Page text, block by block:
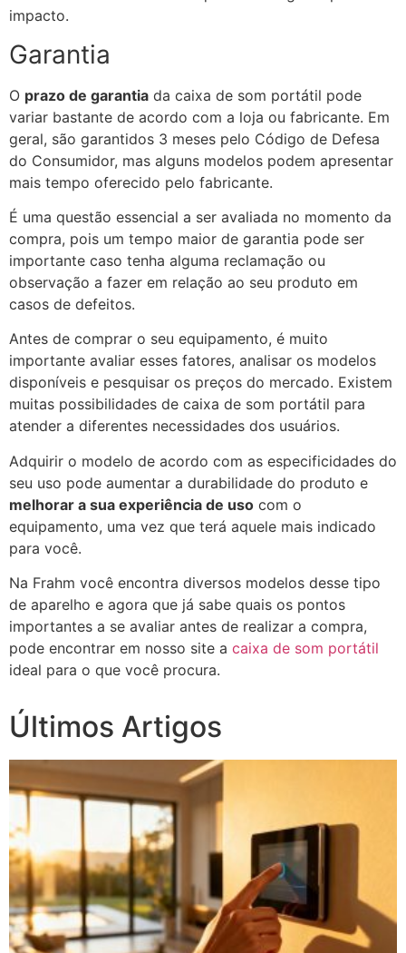
impacto.
Garantia
O prazo de garantia da caixa de som portátil pode
variar bastante de acordo com a loja ou fabricante. Em
geral, são garantidos 3 meses pelo Código de Defesa
do Consumidor, mas alguns modelos podem apresentar
mais tempo oferecido pelo fabricante.
É uma questão essencial a ser avaliada no momento da
compra, pois um tempo maior de garantia pode ser
importante caso tenha alguma reclamação ou
observação a fazer em relação ao seu produto em
casos de defeitos.
Antes de comprar o seu equipamento, é muito
importante avaliar esses fatores, analisar os modelos
disponíveis e pesquisar os preços do mercado. Existem
muitas possibilidades de caixa de som portátil para
atender a diferentes necessidades dos usuários.
Adquirir o modelo de acordo com as especificidades do
seu uso pode aumentar a durabilidade do produto e
melhorar a sua experiência de uso com o
equipamento, uma vez que terá aquele mais indicado
para você.
Na Frahm você encontra diversos modelos desse tipo
de aparelho e agora que já sabe quais os pontos
importantes a se avaliar antes de realizar a compra,
pode encontrar em nosso site a caixa de som portátil
ideal para o que você procura.
Últimos Artigos